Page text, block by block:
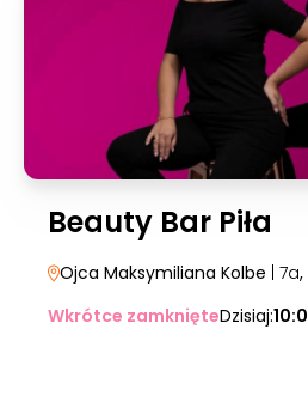
Beauty Bar Piła
Ojca Maksymiliana Kolbe | 7a,
Wkrótce zamknięteDzisiaj: